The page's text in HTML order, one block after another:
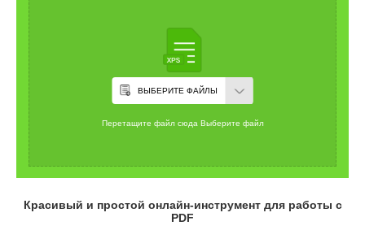
ВЫБЕРИТЕ ФАЙЛЫ
Перетащите файл сюда Выберите файл
Красивый и простой онлайн-инструмент для работы с
PDF